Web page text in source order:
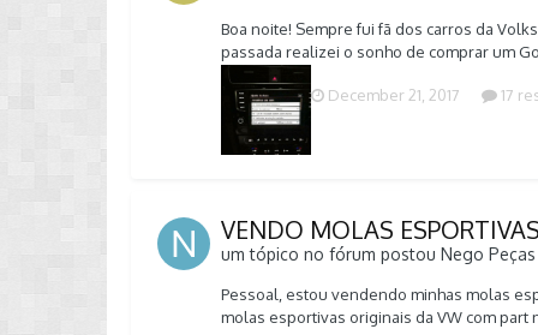
Boa noite! Sempre fui fã dos carros da
passada realizei o sonho de comprar um
rodei por volta de 700 km o carro e estou
enxergar praticamente nada, está
tonalidade diferente, o que indica que
gostaria muito da ajuda de vocês para
automático. Será que meu carro veio sem
texto longo e agradeço qualquer ajuda ou
December 21, 2017 17
VENDO MOLAS
um tópico no fórum postouNego
Pessoal, estou vendendo minhas molas
molas esportivas originais da VW com part